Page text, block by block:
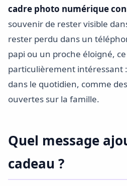
cadre photo numérique
souvenir de rester visible
rester perdu dans un
papi ou un proche éloigné,
particulièrement intéressant
dans le quotidien, comme
ouvertes sur la famille.
Quel message
cadeau ?